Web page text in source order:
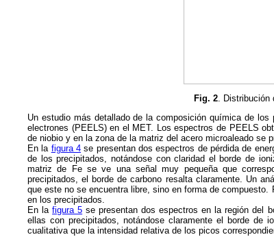
Fig. 2. Distribución
Un estudio más detallado de la composición química de
electrones (PEELS) en el MET. Los espectros de PEELS
de niobio y en la zona de la matriz del acero microaleado se
En la figura 4 se presentan dos espectros de pérdida de
de los precipitados, notándose con claridad el borde de
matriz de Fe se ve una señal muy pequeña que
precipitados, el borde de carbono resalta claramente. Un
que este no se encuentra libre, sino en forma de
en los precipitados.
En lafigura 5 se presentan dos espectros en la región del
ellas con precipitados, notándose claramente el borde de
cualitativa que la intensidad relativa de los picos